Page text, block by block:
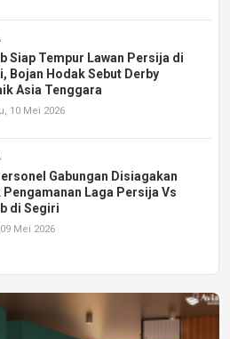
Siap Tempur Lawan Persija di
Bojan Hodak Sebut Derby
Asia Tenggara
10 Mei 2026
Gabungan Disiagakan
Pengamanan Laga Persija Vs
di Segiri
Mei 2026